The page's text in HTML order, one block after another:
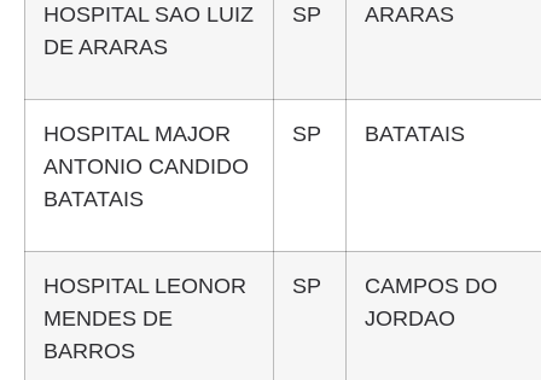
HOSPITAL SAO LUIZ
DE ARARAS
SP ARARAS
HOSPITAL MAJOR
ANTONIO CANDIDO
BATATAIS
SP BATATAIS
HOSPITAL LEONOR
MENDES DE
BARROS
SP
CAMPOS DO
JORDAO